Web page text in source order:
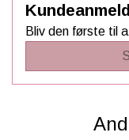
Bliv den første til